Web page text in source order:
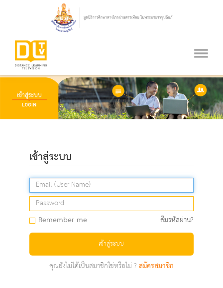
เข้าสู่ระบบ
Remember me ลืมรหัสผ่าน?
เข้าสู่ระบบ
คุณยังไม่ได้เป็นสมาชิกใช่หรือไม่ ?สมัครสมาชิก